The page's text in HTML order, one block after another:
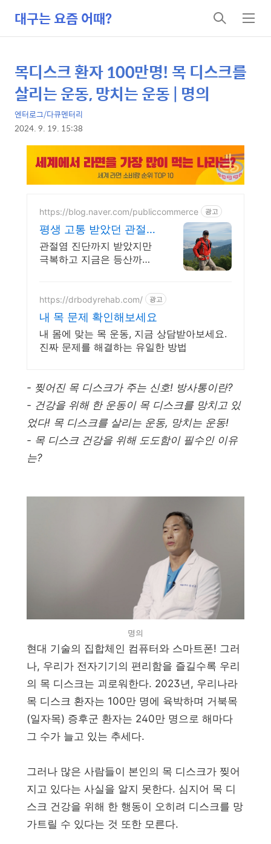
대구는 요즘 어때?
검
색
메
뉴
상
세
컨
텐
본
문
제
목
목디스크 환자 100만명! 목 디스크를
살리는 운동, 망치는 운동 | 명의
엔터로그/다큐멘터리
2024. 9. 19. 15:38
https://blog.naver.com/publiccommerce 광고
평생 고통 받았던 관절
통증 이제는 극복했습니
다.
관절염 진단까지 받았지만
극복하고 지금은 등산까지
https://drbodyrehab.com/ 광고
내 목 문제 확인해보세요
내 몸에 맞는 목 운동, 지금 상담받아보세요.
진짜 문제를 해결하는 유일한 방법
- 찢어진 목 디스크가 주는 신호! 방사통이란?
- 건강을 위해 한 운동이 목 디스크를 망치고 있
었다! 목 디스크를 살리는 운동, 망치는 운동!
- 목 디스크 건강을 위해 도도함이 필수인 이유
는?
명의
현대 기술의 집합체인 컴퓨터와 스마트폰! 그러
나, 우리가 전자기기의 편리함을 즐길수록 우리
의 목 디스크는 괴로워한다. 2023년, 우리나라
목 디스크 환자는 100만 명에 육박하며 거북목
(일자목) 증후군 환자는 240만 명으로 해마다
그 수가 늘고 있는 추세다.
그러나 많은 사람들이 본인의 목 디스크가 찢어
지고 있다는 사실을 알지 못한다. 심지어 목 디
스크 건강을 위해 한 행동이 오히려 디스크를 망
가트릴 수 있다는 것 또한 모른다.